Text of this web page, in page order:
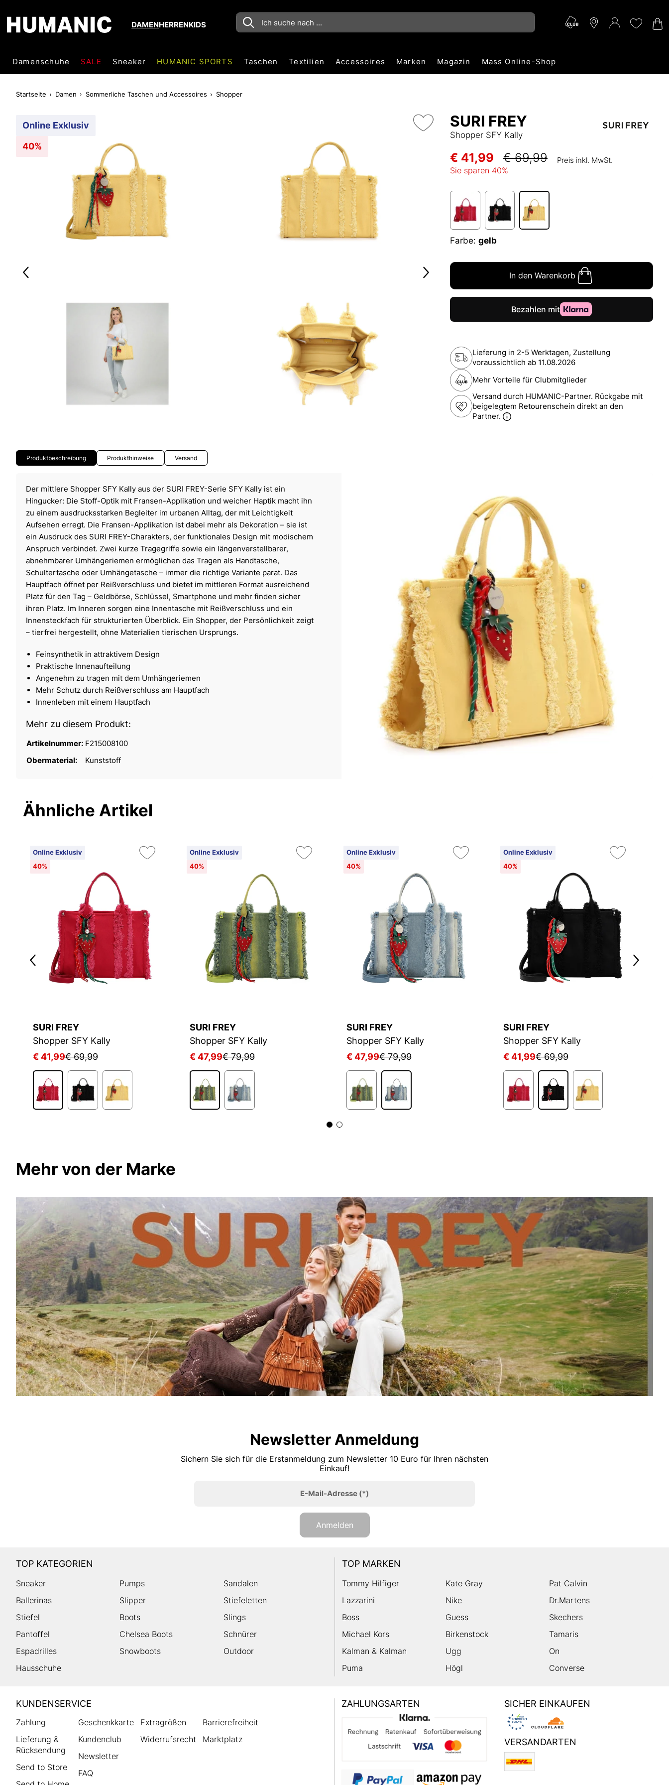
DAMENHERRENKIDS
Damenschuhe SALE Sneaker HUMANIC SPORTS Taschen Textilien Accessoires Marken Magazin Mass Online-Shop
Startseite Damen Sommerliche Taschen und Accessoires Shopper
Online Exklusiv
40%
SURI FREY
Shopper SFY Kally
€ 41,99 € 69,99 Preis inkl. MwSt.
Sie sparen 40%
Farbe: gelb
In den Warenkorb
Lieferung in 2-5 Werktagen, Zustellung
voraussichtlich ab 11.08.2026
Mehr Vorteile für Clubmitglieder
Versand durch HUMANIC-Partner. Rückgabe mit
beigelegtem Retourenschein direkt an den
Partner.
Produktbeschreibung Produkthinweise Versand
Der mittlere Shopper SFY Kally aus der SURI FREY-Serie SFY Kally ist ein
Hingucker: Die Stoff-Optik mit Fransen-Applikation und weicher Haptik macht ihn
zu einem ausdrucksstarken Begleiter im urbanen Alltag, der mit Leichtigkeit
Aufsehen erregt. Die Fransen-Applikation ist dabei mehr als Dekoration – sie ist
ein Ausdruck des SURI FREY-Charakters, der funktionales Design mit modischem
Anspruch verbindet. Zwei kurze Tragegriffe sowie ein längenverstellbarer,
abnehmbarer Umhängeriemen ermöglichen das Tragen als Handtasche,
Schultertasche oder Umhängetasche – immer die richtige Variante parat. Das
Hauptfach öffnet per Reißverschluss und bietet im mittleren Format ausreichend
Platz für den Tag – Geldbörse, Schlüssel, Smartphone und mehr finden sicher
ihren Platz. Im Inneren sorgen eine Innentasche mit Reißverschluss und ein
Innensteckfach für strukturierten Überblick. Ein Shopper, der Persönlichkeit zeigt
– tierfrei hergestellt, ohne Materialien tierischen Ursprungs.
Feinsynthetik in attraktivem Design
Praktische Innenaufteilung
Angenehm zu tragen mit dem Umhängeriemen
Mehr Schutz durch Reißverschluss am Hauptfach
Innenleben mit einem Hauptfach
Mehr zu diesem Produkt:
Artikelnummer: F215008100
Obermaterial:
Kunststoff
Ähnliche Artikel
Online Exklusiv
40%
SURI FREY
Shopper SFY Kally
€ 41,99€ 69,99
Online Exklusiv
40%
SURI FREY
Shopper SFY Kally
€ 47,99€ 79,99
Online Exklusiv
40%
SURI FREY
Shopper SFY Kally
€ 47,99€ 79,99
Online Exklusiv
40%
SURI FREY
Shopper SFY Kally
€ 41,99€ 69,99
Mehr von der Marke
Newsletter Anmeldung
Sichern Sie sich für die Erstanmeldung zum Newsletter 10 Euro für Ihren nächsten
Einkauf!
E-Mail-Adresse(*)
Anmelden
TOP KATEGORIEN
Sneaker Pumps
Sandalen
Ballerinas
Slipper
Stiefeletten
Stiefel
Boots
Slings
Pantoffel
Chelsea Boots
Schnürer
Espadrilles
Snowboots
Outdoor
Hausschuhe
TOP MARKEN
Tommy Hilfiger Kate Gray
Pat Calvin
Lazzarini
Nike
Dr.Martens
Boss
Guess
Skechers
Michael Kors
Birkenstock
Tamaris
Kalman & Kalman
Ugg
On
Puma
Högl Converse
HUMANIC
Footer
KUNDENSERVICE
Zahlung
Lieferung &
Rücksendung
Send to Store
Geschenkkarte
Kundenclub
Newsletter
FAQ
Extragrößen
Widerrufsrecht
Barrierefreiheit
Marktplatz
ZAHLUNGSARTEN SICHER EINKAUFEN
VERSANDARTEN